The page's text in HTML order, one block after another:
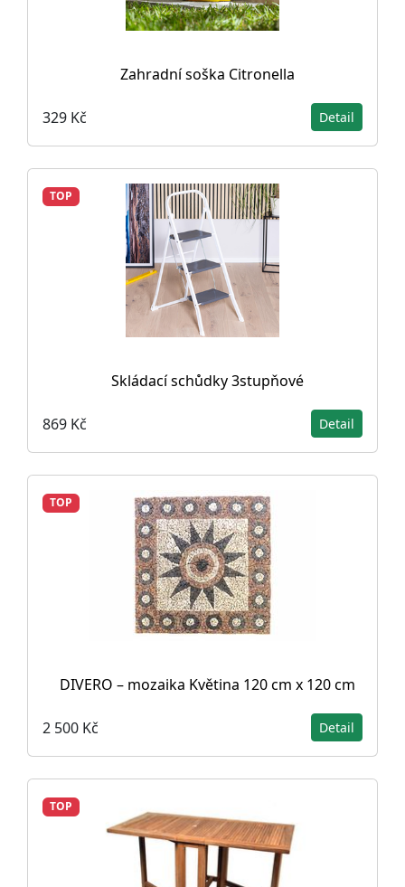
Zahradní soška Citronella
329 Kč Detail
TOP
Skládací schůdky 3stupňové
869 Kč Detail
TOP
DIVERO – mozaika Květina 120 cm x 120 cm
2 500 Kč Detail
TOP